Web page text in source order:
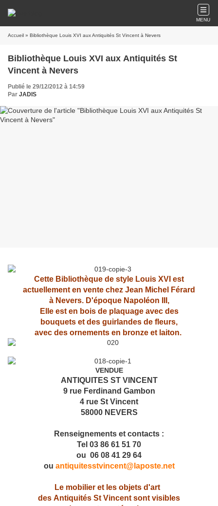
MENU
Accueil » Bibliothèque Louis XVI aux Antiquités St Vincent à Nevers
Bibliothèque Louis XVI aux Antiquités St
Vincent à Nevers
Publié le 29/12/2012 à 14:59
Par JADIS
Cette Bibliothèque de style Louis XVI est
actuellement en vente chez Jean Michel Férard
à Nevers. D'époque Napoléon III,
Elle est en bois de plaquage avec des
bouquets et des guirlandes de fleurs,
avec des ornements en bronze et laiton.
VENDUE
ANTIQUITES ST VINCENT
9 rue Ferdinand Gambon
4 rue St Vincent
58000 NEVERS
Renseignements et contacts :
Tel 03 86 61 51 70
ou 06 08 41 29 64
ou antiquitesstvincent@laposte.net
Le mobilier et les objets d'art
des Antiquités St Vincent sont visibles